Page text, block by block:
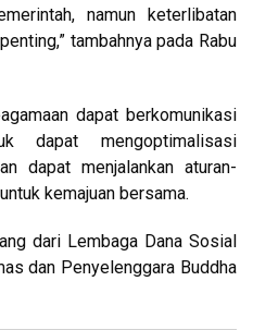
namun keterlibatan
tambahnya pada Rabu
dapat berkomunikasi
dapat mengoptimalisasi
dapat menjalankan aturan-
kemajuan bersama.
dari Lembaga Dana Sosial
dan Penyelenggara Buddha